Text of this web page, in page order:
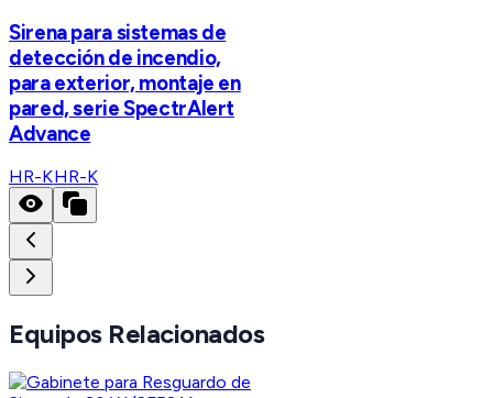
Sirena para sistemas de
detección de incendio,
para exterior, montaje en
pared, serie SpectrAlert
Advance
HR-KHR-K
Equipos Relacionados